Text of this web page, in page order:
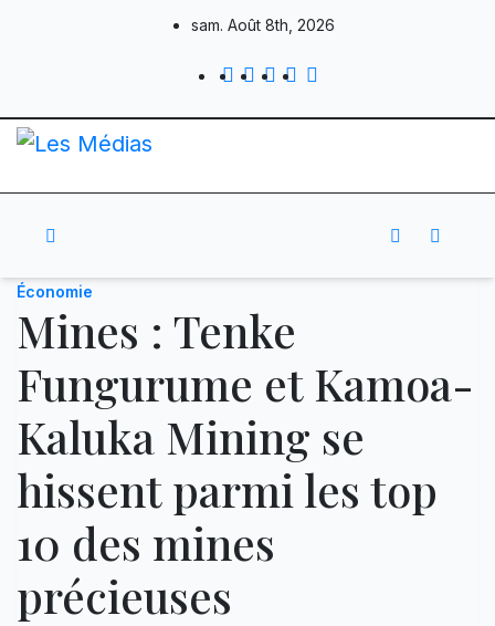
sam. Août 8th, 2026
Économie
Mines : Tenke
Fungurume et Kamoa-
Kaluka Mining se
hissent parmi les top
10 des mines
précieuses